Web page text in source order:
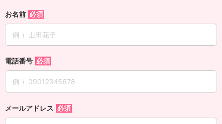
お名前
電話番号
メールアドレス